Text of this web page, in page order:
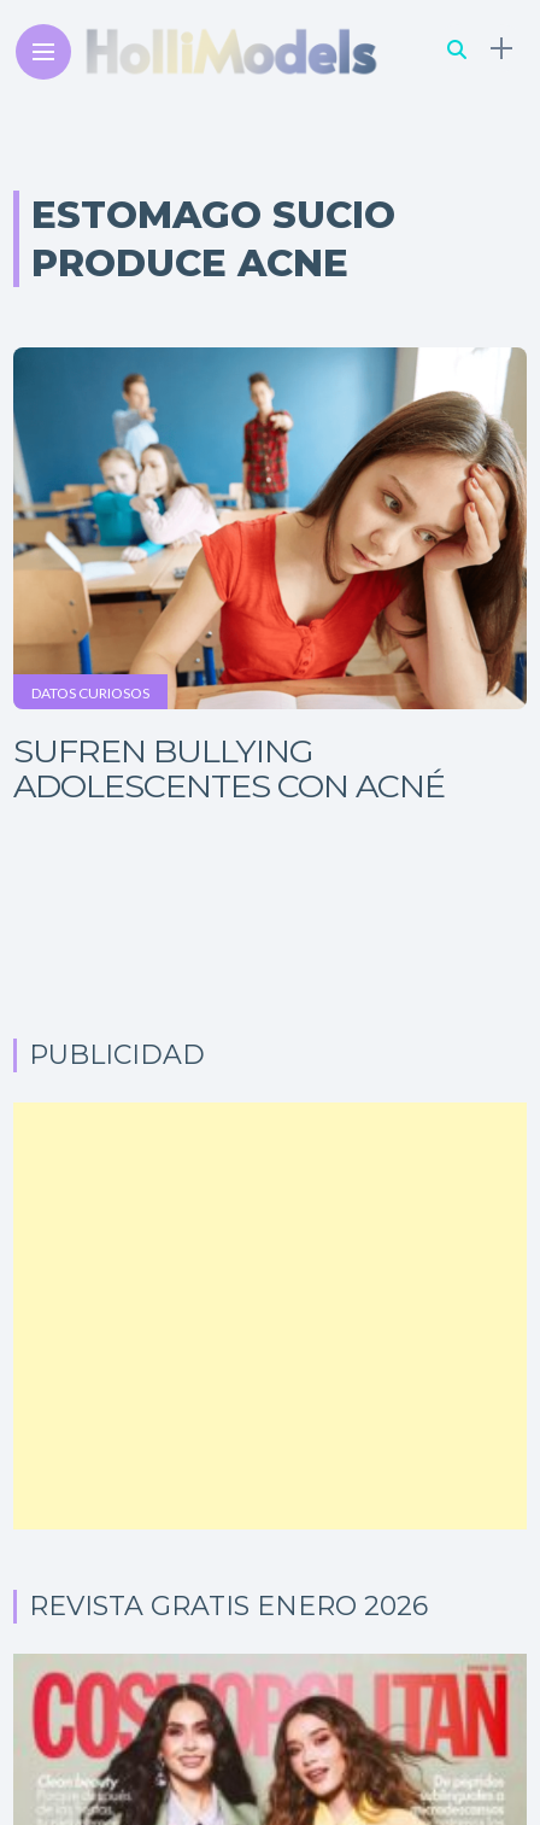
ESTOMAGO SUCIO
PRODUCE ACNE
DATOS CURIOSOS
SUFREN BULLYING
ADOLESCENTES CON ACNÉ
PUBLICIDAD
REVISTA GRATIS ENERO 2026